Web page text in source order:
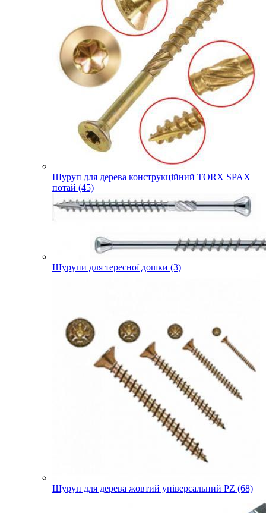
Шуруп для дерева конструкційний TORX SPAX
потай (45)
Шурупи для тересної дошки (3)
Шуруп для дерева жовтий універсальний PZ (68)